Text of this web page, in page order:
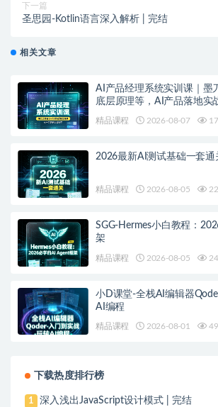
下一篇
圣思园-Kotlin语言深入解析 | 完结
相关文章
AI产品经理系统实训课｜墨
底层原理等，AI产品落地实
精品课程 2026-08-07 17
2026最新AI测试基础一套通
精品课程 2026-08-05 22
SGG-Hermes小白教程：
架
精品课程 2026-08-05 24
小D课堂-全栈AI编辑器
AI编程
精品课程 2026-08-01 49
下载热度排行榜
1 深入浅出JavaScript设计模式 | 完结